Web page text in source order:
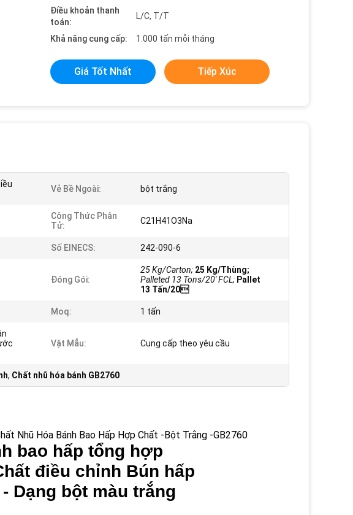
Điều khoản thanh
toán:
L/C, T/T
Khả năng cung cấp: 1.000 tấn mỗi tháng
Giá Tốt Nhất Tiếp Xúc
Vẻ Bề Ngoài: bột trắng
Công Thức Phân
Tử:
C21H41O3Na
Số EINECS: 242-090-6
Đóng Gói:
25 Kg/Carton; 25 Kg/Thùng;
Palleted 13 Tons/20' FCL; Pallet
13 Tấn/20
Moq: 1 tấn
Vật Mẫu: Cung cấp theo yêu cầu
, Chất nhũ hóa bánh GB2760
Nhũ Hóa Bánh Bao Hấp Hợp Chất -Bột Trắng -GB2760
bao hấp tổng hợp
điều chỉnh Bún hấp
Dạng bột màu trắng